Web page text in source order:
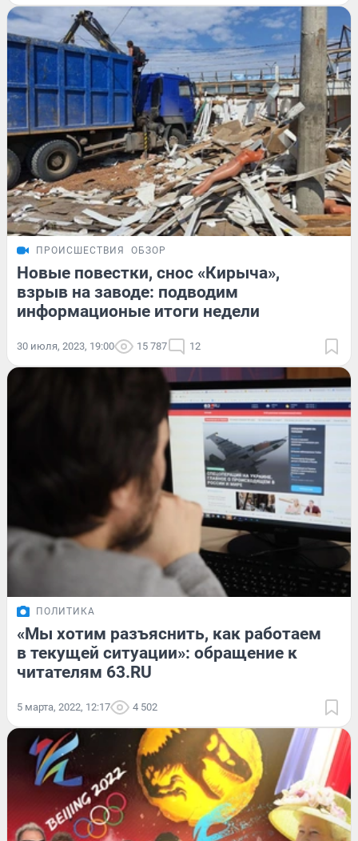
ПРОИСШЕСТВИЯ ОБЗОР
Новые повестки, снос «Кирыча»,
взрыв на заводе: подводим
информационые итоги недели
30 июля, 2023, 19:00 15 787 12
ПОЛИТИКА
«Мы хотим разъяснить, как работаем
в текущей ситуации»: обращение к
читателям 63.RU
5 марта, 2022, 12:17 4 502